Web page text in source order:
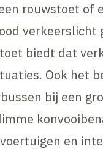
rouwstoet of
biedt dat
Ook het
bij een
en